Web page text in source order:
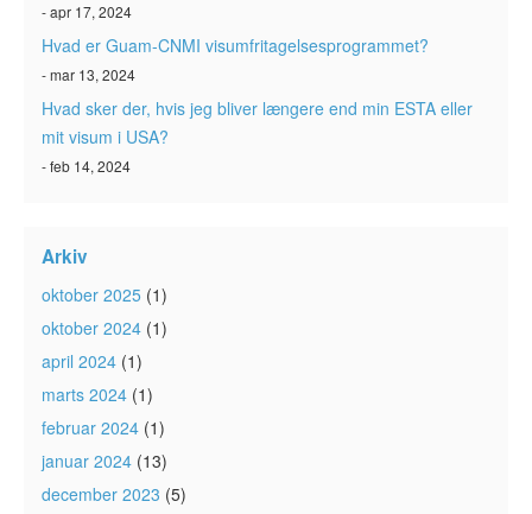
- apr 17, 2024
Hvad er Guam-CNMI visumfritagelsesprogrammet?
- mar 13, 2024
Hvad sker der, hvis jeg bliver længere end min ESTA eller
mit visum i USA?
- feb 14, 2024
Arkiv
oktober 2025 (1)
oktober 2024 (1)
april 2024 (1)
marts 2024 (1)
februar 2024 (1)
januar 2024 (13)
december 2023 (5)